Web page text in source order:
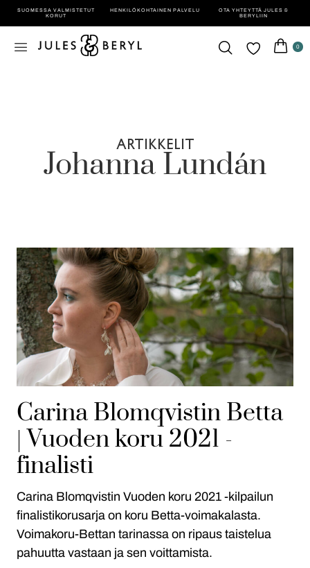
SUOMESSA VALMISTETUT
KORUT
HENKILÖ­KOHTAINEN PALVELU
OTA YHTEYTTÄ JULES &
BERYLIIN
0
ARTIKKELIT
Johanna Lundán
Carina Blomqvistin Betta
| Vuoden koru 2021 -
finalisti
Carina Blomqvistin Vuoden koru 2021 -kilpailun
finalistikorusarja on koru Betta-voimakalasta.
Voimakoru-Bettan tarinassa on ripaus taistelua
pahuutta vastaan ja sen voittamista.